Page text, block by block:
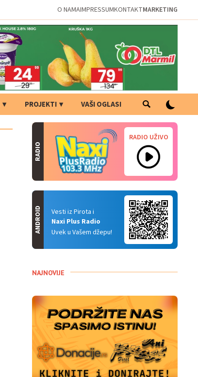
O NAMAIMPRESSUMKONTAKTMARKETING
PROJEKTI VAŠI OGLASI
RADIO
RADIO UŽIVO
Vesti iz Pirota i
Naxi Plus Radio
Uvek u Vašem džepu!
ANDROID
NAJNOVIJE